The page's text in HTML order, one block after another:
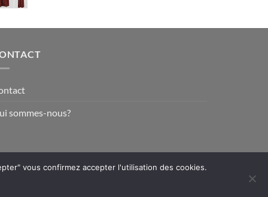
sommes-nous?
vous confirmez accepter l'utilisation des cookies.